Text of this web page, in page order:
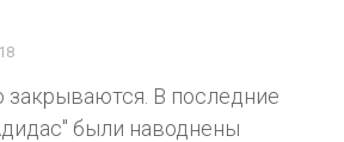
закрываются. В последние
были наводнены